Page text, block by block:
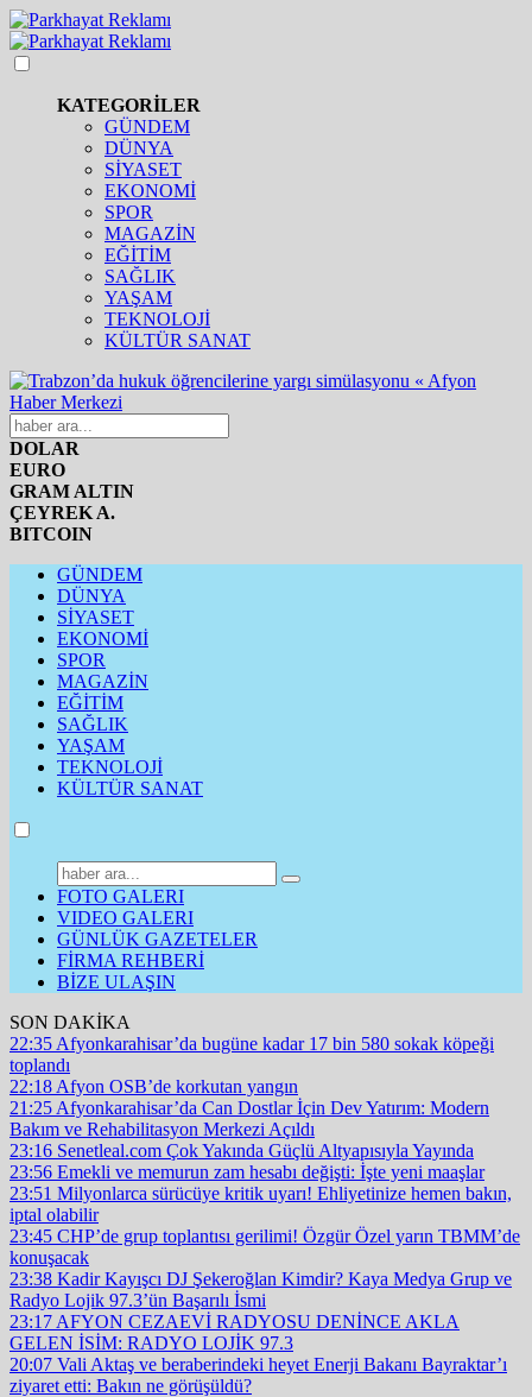
KATEGORİLER
GÜNDEM
DÜNYA
SİYASET
EKONOMİ
SPOR
MAGAZİN
EĞİTİM
SAĞLIK
YAŞAM
TEKNOLOJİ
KÜLTÜR SANAT
DOLAR
EURO
GRAM ALTIN
ÇEYREK A.
BITCOIN
GÜNDEM
DÜNYA
SİYASET
EKONOMİ
SPOR
MAGAZİN
EĞİTİM
SAĞLIK
YAŞAM
TEKNOLOJİ
KÜLTÜR SANAT
FOTO GALERI
VIDEO GALERI
GÜNLÜK GAZETELER
FİRMA REHBERİ
BİZE ULAŞIN
SON DAKİKA
22:35 Afyonkarahisar’da bugüne kadar 17 bin 580 sokak köpeği
toplandı
22:18 Afyon OSB’de korkutan yangın
21:25 Afyonkarahisar’da Can Dostlar İçin Dev Yatırım: Modern
Bakım ve Rehabilitasyon Merkezi Açıldı
23:16 Senetleal.com Çok Yakında Güçlü Altyapısıyla Yayında
23:56 Emekli ve memurun zam hesabı değişti: İşte yeni maaşlar
23:51 Milyonlarca sürücüye kritik uyarı! Ehliyetinize hemen bakın,
iptal olabilir
23:45 CHP’de grup toplantısı gerilimi! Özgür Özel yarın TBMM’de
konuşacak
23:38 Kadir Kayışcı DJ Şekeroğlan Kimdir? Kaya Medya Grup ve
Radyo Lojik 97.3’ün Başarılı İsmi
23:17 AFYON CEZAEVİ RADYOSU DENİNCE AKLA
GELEN İSİM: RADYO LOJİK 97.3
20:07 Vali Aktaş ve beraberindeki heyet Enerji Bakanı Bayraktar’ı
ziyaret etti: Bakın ne görüşüldü?